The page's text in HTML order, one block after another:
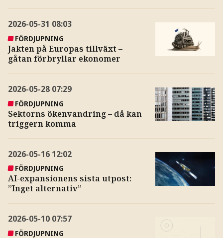
2026-05-31 08:03
FÖRDJUPNING
Jakten på Europas tillväxt –
gåtan förbryllar ekonomer
2026-05-28 07:29
FÖRDJUPNING
Sektorns ökenvandring – då kan
triggern komma
2026-05-16 12:02
FÖRDJUPNING
AI-expansionens sista utpost:
”Inget alternativ”
2026-05-10 07:57
FÖRDJUPNING